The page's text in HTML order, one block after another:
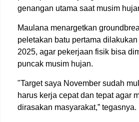
genangan utama saat musim
Maulana menargetkan
peletakan batu pertama
2025, agar pekerjaan fisik bisa
puncak musim hujan.
"Target saya November sudah
harus kerja cepat dan tepat agar
dirasakan masyarakat,” tegasnya.